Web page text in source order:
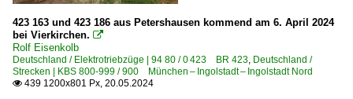
423 163 und 423 186 aus Petershausen kommend am 6. April 2024
bei Vierkirchen. 
Rolf Eisenkolb
Deutschland / Elektrotriebzüge | 94 80 / 0 423 BR 423, Deutschland /
Strecken | KBS 800-999 / 900 München – Ingolstadt – Ingolstadt Nord
 439 1200x801 Px, 20.05.2024